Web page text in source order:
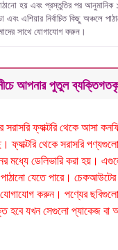
পাঠানো হয় এবং প্রস্তুতির পর
এবং এশিয়ার নির্বাচিত কিছু
সাথে যোগাযোগ করুন।
আপনার পুতুল
সরাসরি ফ্যাক্টরি থেকে আসা
থেকে সরাসরি পণ্যগুলো
ডেলিভারি করা হয়।
পাঠানো যেতে পারে।
করুন। পণ্যের
যখন সেগুলো প্যাকেজ বা